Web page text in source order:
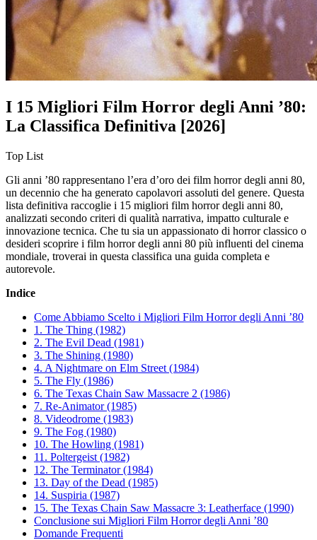
I 15 Migliori Film Horror degli Anni ’80:
La Classifica Definitiva [2026]
Top List
Gli anni ’80 rappresentano l’era d’oro dei film horror degli anni 80,
un decennio che ha generato capolavori assoluti del genere. Questa
lista definitiva raccoglie i 15 migliori film horror degli anni 80,
analizzati secondo criteri di qualità narrativa, impatto culturale e
innovazione tecnica. Che tu sia un appassionato di horror classico o
desideri scoprire i film horror degli anni 80 più influenti del cinema
mondiale, troverai in questa classifica una guida completa e
autorevole.
Indice
Come Abbiamo Scelto i Migliori Film Horror degli Anni ’80
1. The Thing (1982)
2. The Evil Dead (1981)
3. The Shining (1980)
4. A Nightmare on Elm Street (1984)
5. The Fly (1986)
6. The Texas Chain Saw Massacre 2 (1986)
7. Re-Animator (1985)
8. Videodrome (1983)
9. The Fog (1980)
10. The Howling (1981)
11. Poltergeist (1982)
12. The Terminator (1984)
13. Day of the Dead (1985)
14. Suspiria (1987)
15. The Texas Chain Saw Massacre 3: Leatherface (1990)
Conclusione sui Migliori Film Horror degli Anni ’80
Domande Frequenti